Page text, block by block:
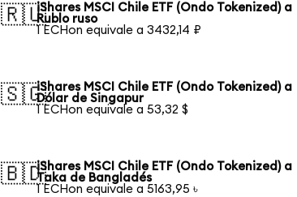
🇷🇺iShares MSCI Chile ETF (Ondo Tokenized) a
Rublo ruso
1 ECHon equivale a 3432,14 ₽
🇸🇬iShares MSCI Chile ETF (Ondo Tokenized) a
Dólar de Singapur
1 ECHon equivale a 53,32 $
🇧🇩iShares MSCI Chile ETF (Ondo Tokenized) a
Taka de Bangladés
1 ECHon equivale a 5163,95 ৳